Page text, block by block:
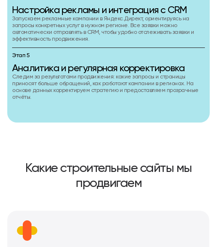
Настройка рекламы и интеграция с CRM
Запускаем рекламные кампании в Яндекс.Директ, ориентируясь на
запросы конкретных услуг в нужном регионе. Все заявки можно
автоматически отправлять в CRM, чтобы удобно отслеживать заявки и
эффективность продвижения.
Этап 5
Аналитика и регулярная корректировка
Следим за результатами продвижения: какие запросы и страницы
приносят больше обращений, как работают кампании в регионах. На
основе данных корректируем стратегию и предоставляем прозрачные
отчёты.
Какие строительные сайты мы
продвигаем